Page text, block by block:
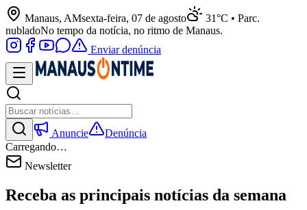
Manaus, AMsexta-feira, 07 de agosto
31°C • Parc.
nubladoNo tempo da notícia, no ritmo de Manaus.
Enviar denúncia
Anuncie
Denúncia
Carregando…
Newsletter
Receba as principais notícias da semana